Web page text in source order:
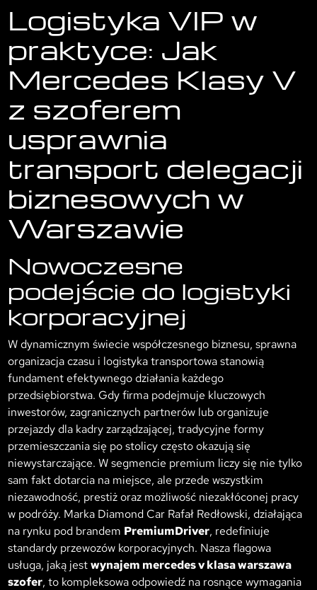
Logistyka VIP w
praktyce: Jak
Mercedes Klasy V
z szoferem
usprawnia
transport delegacji
biznesowych w
Warszawie
Nowoczesne
podejście do logistyki
korporacyjnej
W dynamicznym świecie współczesnego biznesu, sprawna
organizacja czasu i logistyka transportowa stanowią
fundament efektywnego działania każdego
przedsiębiorstwa. Gdy firma podejmuje kluczowych
inwestorów, zagranicznych partnerów lub organizuje
przejazdy dla kadry zarządzającej, tradycyjne formy
przemieszczania się po stolicy często okazują się
niewystarczające. W segmencie premium liczy się nie tylko
sam fakt dotarcia na miejsce, ale przede wszystkim
niezawodność, prestiż oraz możliwość niezakłóconej pracy
w podróży. Marka Diamond Car Rafał Redłowski, działająca
na rynku pod brandem PremiumDriver, redefiniuje
standardy przewozów korporacyjnych. Nasza flagowa
usługa, jaką jestwynajem mercedes v klasa warszawa
szofer, to kompleksowa odpowiedź na rosnące wymagania